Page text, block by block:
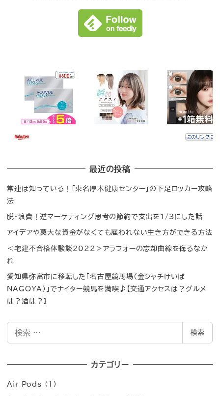
最近の投稿
常連は知っている！「東名厚木健康センター」の下足ロッカー攻略
法
脱・浪費！逆マーケティング思考の節約で支出を1/3にした話
アイデアや莫大な資金がなくても雇われない生き方ができる方法
＜宅建不合格体験談2022＞アラフォーの忘却曲線を侮るなか
れ
愛知県弥富市に移転した「名古屋競馬場（金シャチけいば
NAGOYA）」でナイター競馬を満喫♪【交通アクセスは？グルメ
は？酒は？】
検索
カテゴリー
Air Pods (1)